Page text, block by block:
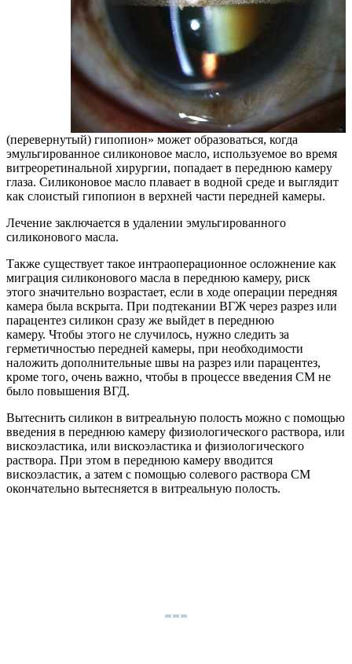
(перевернутый) гипопион» может образоваться, когда
эмульгированное силиконовое масло, используемое во время
витреоретинальной хирургии, попадает в переднюю камеру
глаза. Силиконовое масло плавает в водной среде и выглядит
как слоистый гипопион в верхней части передней камеры.
Лечение заключается в удалении эмульгированного
силиконового масла.
Также существует такое интраоперационное осложнение как
миграция силиконового масла в переднюю камеру, риск
этого значительно возрастает, если в ходе операции передняя
камера была вскрыта. При подтекании ВГЖ через разрез или
парацентез силикон сразу же выйдет в переднюю
камеру. Чтобы этого не случилось, нужно следить за
герметичностью передней камеры, при необходимости
наложить дополнительные швы на разрез или парацентез,
кроме того, очень важно, чтобы в процессе введения СМ не
было повышения ВГД.
Вытеснить силикон в витреальную полость можно с помощью
введения в переднюю камеру физиологического раствора, или
вискоэластика, или вискоэластика и физиологического
раствора. При этом в переднюю камеру вводится
вискоэластик, а затем с помощью солевого раствора СМ
окончательно вытесняется в витреальную полость.